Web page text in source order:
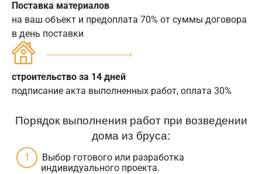
Поставка материалов
на ваш объект и предоплата 70% от суммы договора
в день поставки
строительство за 14 дней
подписание акта выполненных работ, оплата 30%
Порядок выполнения работ при возведении
дома из бруса:
Выбор готового или разработка
индивидуального проекта.